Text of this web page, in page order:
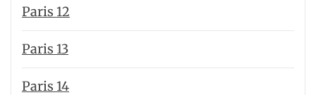
Paris 12
Paris 13
Paris 14